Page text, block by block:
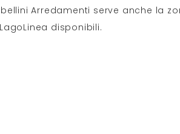
Arredamenti serve anche la
disponibili.